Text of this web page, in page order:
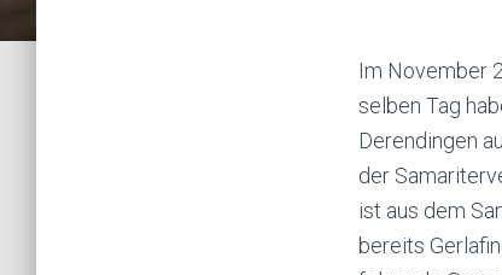
Im November
selben Tag
Derendingen
der
ist aus dem
bereits